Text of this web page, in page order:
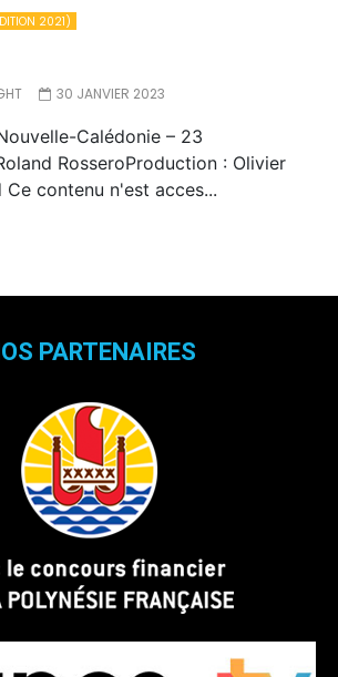
2021)
30 JANVIER 2023
Calédonie – 23
RosseroProduction : Olivier
Ce contenu n'est acces...
PARTENAIRES